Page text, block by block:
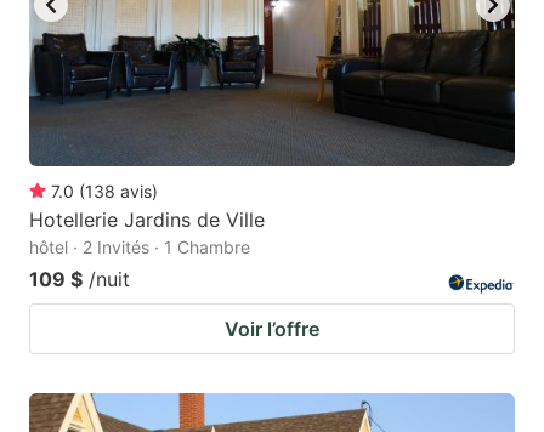
7.0 (138 avis)
Hotellerie Jardins de Ville
hôtel · 2 Invités · 1 Chambre
109 $ /nuit
Voir l’offre